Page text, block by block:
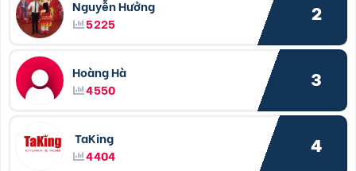
Nguyễn Hưởng
5225
2
Hoàng Hà
4550
3
TaKing
4404
4